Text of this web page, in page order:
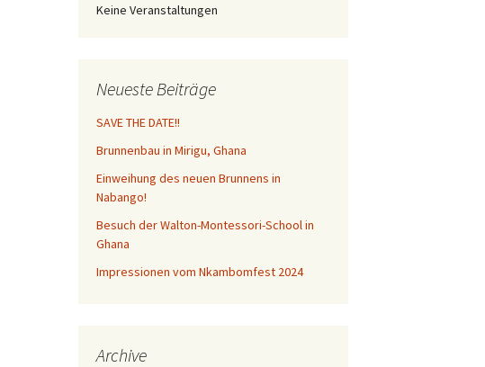
Keine Veranstaltungen
Neueste Beiträge
SAVE THE DATE!!
Brunnenbau in Mirigu, Ghana
Einweihung des neuen Brunnens in
Nabango!
Besuch der Walton-Montessori-School in
Ghana
Impressionen vom Nkambomfest 2024
Archive